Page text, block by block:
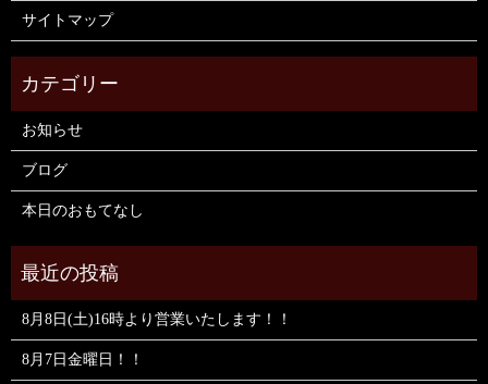
サイトマップ
お知らせ
ブログ
本日のおもてなし
8月8日(土)16時より営業いたします！！
8月7日金曜日！！